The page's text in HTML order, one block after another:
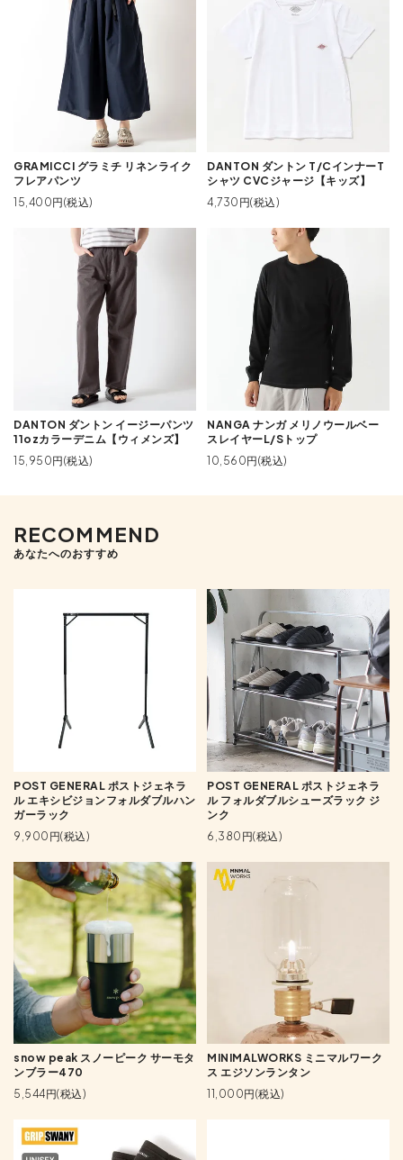
GRAMICCI グラミチ リネンライク
フレアパンツ
15,400円(税込)
DANTON ダントン T/CインナーT
シャツ CVCジャージ【キッズ】
4,730円(税込)
DANTON ダントン イージーパンツ
11ozカラーデニム【ウィメンズ】
15,950円(税込)
NANGA ナンガ メリノウールベー
スレイヤーL/Sトップ
10,560円(税込)
RECOMMEND
あなたへのおすすめ
POST GENERAL ポストジェネラ
ル エキシビジョンフォルダブルハン
ガーラック
9,900円(税込)
POST GENERAL ポストジェネラ
ル フォルダブルシューズラック ジ
ンク
6,380円(税込)
snow peak スノーピーク サーモタ
ンブラー470
5,544円(税込)
MINIMALWORKS ミニマルワーク
ス エジソンランタン
11,000円(税込)